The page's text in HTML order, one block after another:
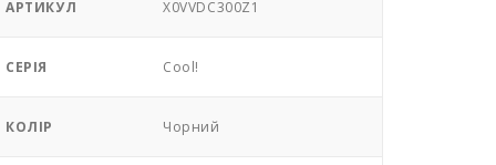
АРТИКУЛ X0VVDC300Z1
СЕРІЯ Cool!
КОЛІР Чорний